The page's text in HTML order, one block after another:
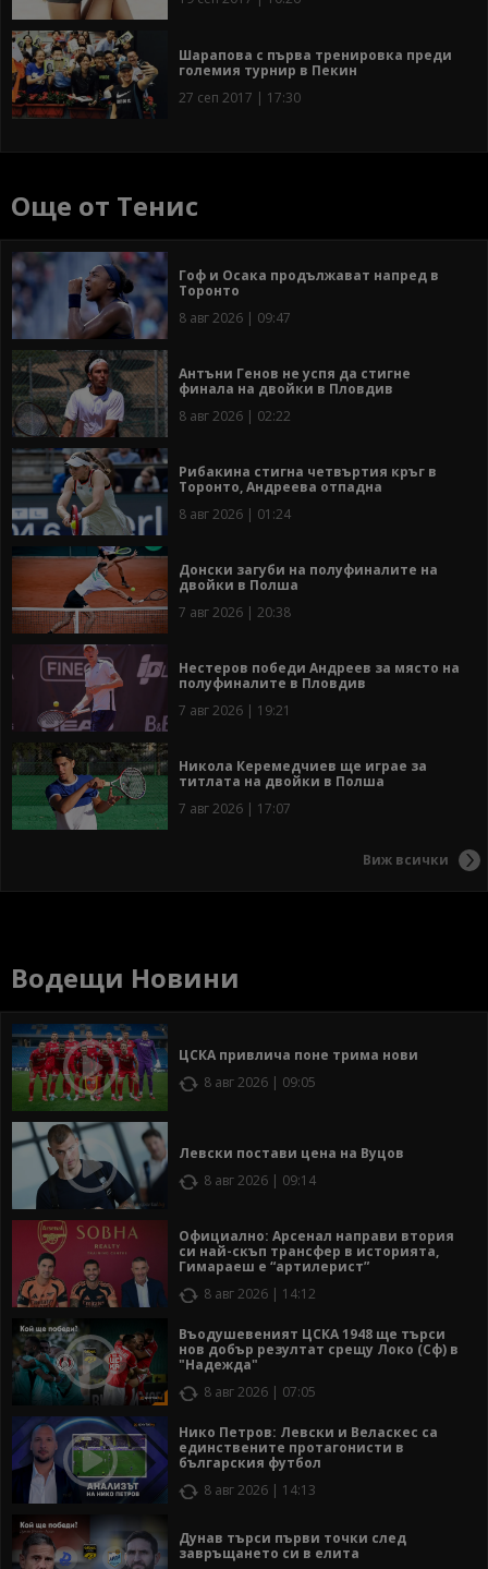
Шарапова с първа тренировка преди
големия турнир в Пекин
27 сеп 2017 | 17:30
Още от Тенис
Гоф и Осака продължават напред в
Торонто
8 авг 2026 | 09:47
Антъни Генов не успя да стигне
финала на двойки в Пловдив
8 авг 2026 | 02:22
Рибакина стигна четвъртия кръг в
Торонто, Андреева отпадна
8 авг 2026 | 01:24
Донски загуби на полуфиналите на
двойки в Полша
7 авг 2026 | 20:38
Нестеров победи Андреев за място на
полуфиналите в Пловдив
7 авг 2026 | 19:21
Никола Керемедчиев ще играе за
титлата на двойки в Полша
7 авг 2026 | 17:07
Виж всички
Водещи Новини
ЦСКА привлича поне трима нови
8 авг 2026 | 09:05
Левски постави цена на Вуцов
8 авг 2026 | 09:14
Официално: Арсенал направи втория
си най-скъп трансфер в историята,
Гимараеш е “артилерист”
8 авг 2026 | 14:12
Въодушевеният ЦСКА 1948 ще търси
нов добър резултат срещу Локо (Сф) в
"Надежда"
8 авг 2026 | 07:05
Нико Петров: Левски и Веласкес са
единствените протагонисти в
българския футбол
8 авг 2026 | 14:13
Дунав търси първи точки след
завръщането си в елита